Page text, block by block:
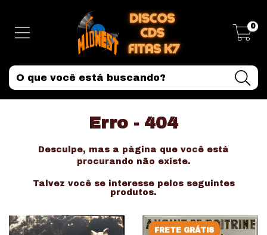
0
Erro - 404
Desculpe, mas a página que você está
procurando não existe.
Talvez você se interesse pelos seguintes
produtos.
FRETE GRÁTIS